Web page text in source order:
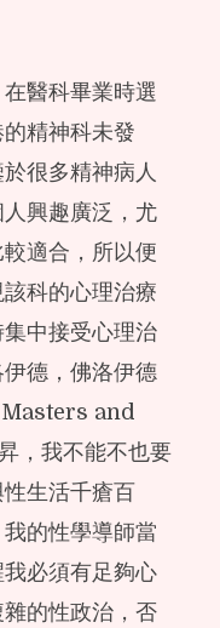
醫科畢業時選
精神科未發
很多精神病人
興趣廣泛，尤
適合，所以便
科的心理治療
中接受心理治
德，佛洛伊德
Masters and
，我不能不也要
生活千瘡百
的性學導師當
必須有足夠心
的性政治，否